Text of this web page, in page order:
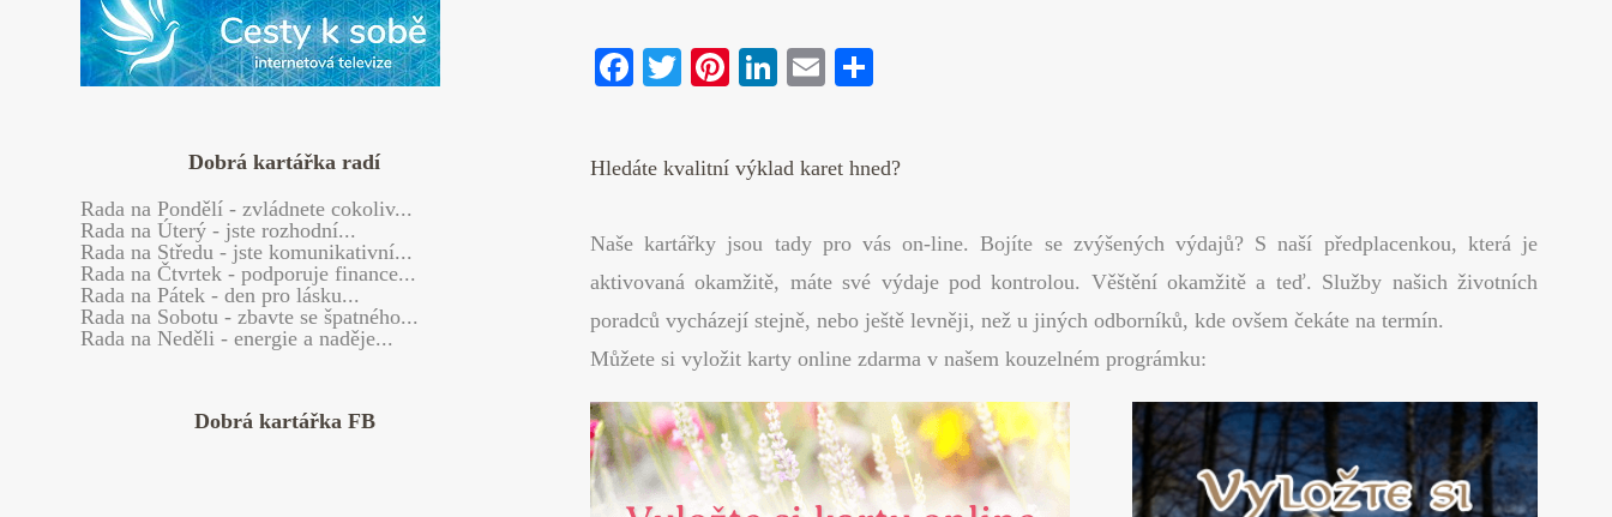
Fa
ok
T
r
Pi
es
Li
In
E
Hledáte kvalitní výklad karet hned?
Naše kartářky jsou tady pro vás on-line. Bojíte se zvýšených výdajů? S naší předplacenkou, která je
aktivovaná okamžitě, máte své výdaje pod kontrolou. Věštění okamžitě a teď. Služby našich životních
poradců vycházejí stejně, nebo ještě levněji, než u jiných odborníků, kde ovšem čekáte na termín.
Můžete si vyložit karty online zdarma v našem kouzelném prográmku:
Dobrá kartářka radí
Rada na Pondělí - zvládnete cokoliv...
Rada na Úterý - jste rozhodní...
Rada na Středu - jste komunikativní...
Rada na Čtvrtek - podporuje finance...
Rada na Pátek - den pro lásku...
Rada na Sobotu - zbavte se špatného...
Rada na Neděli - energie a naděje...
Dobrá kartářka FB